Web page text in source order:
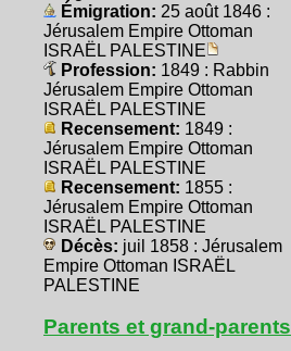
Émigration: 25 août 1846 :
Jérusalem Empire Ottoman
ISRAËL PALESTINE
Profession: 1849 : Rabbin
Jérusalem Empire Ottoman
ISRAËL PALESTINE
Recensement: 1849 :
Jérusalem Empire Ottoman
ISRAËL PALESTINE
Recensement: 1855 :
Jérusalem Empire Ottoman
ISRAËL PALESTINE
Décès: juil 1858 : Jérusalem
Empire Ottoman ISRAËL
PALESTINE
Parents et grand-parents